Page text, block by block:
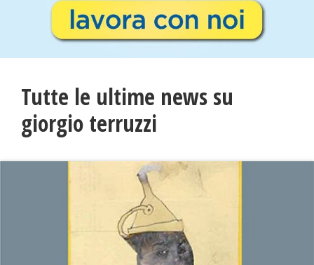
Tutte le ultime news su
giorgio terruzzi